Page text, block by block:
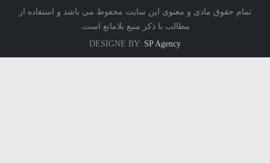
تمام حقوق مادی و معنوی این سایت محفوظ می باشد و استفاده از
مطالب با ذکر منبع بلامانع است.
DESIGNE BY: SP Agency